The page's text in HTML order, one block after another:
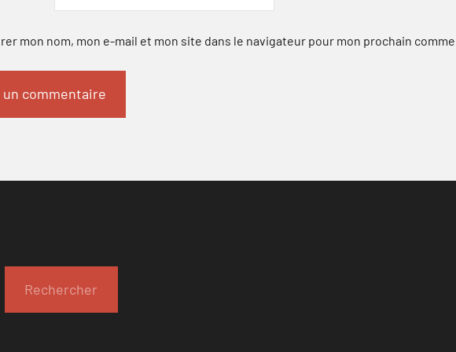
mon nom, mon e-mail et mon site dans le navigateur pour mon prochain
Rechercher